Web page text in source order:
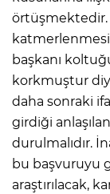
örtüşmektedir.
başkanı
korkmuştur
daha sonraki
girdiği
durulmalıdır.
bu başvuruyu
araştırılacak,